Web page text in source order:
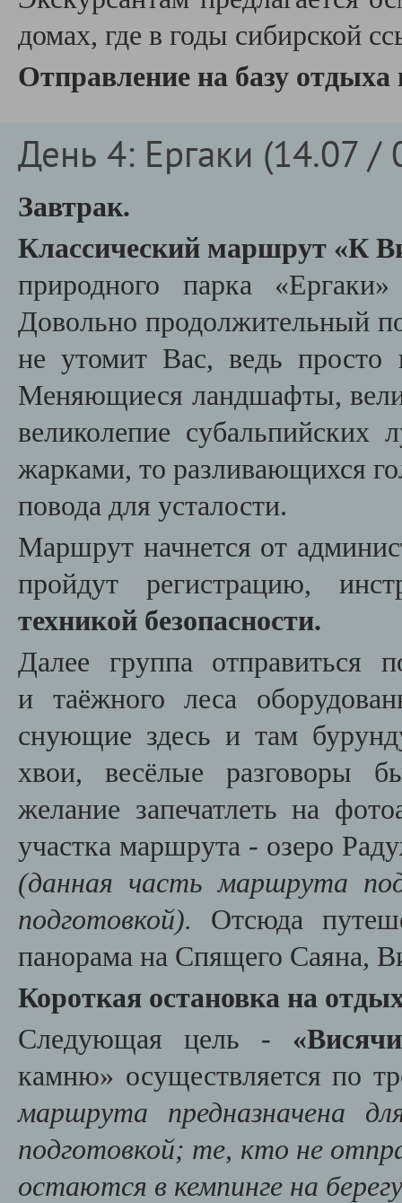
домах, где в годы сибирской
Отправление на базу
День 4: Ергаки (14.07 /
Завтрак.
Классический маршрут «К
природного парка
Довольно продолжительный
не утомит Вас, ведь просто
Меняющиеся ландшафты,
великолепие субальпийских
жарками, то разливающихся
повода для усталости.
Маршрут начнется от
пройдут регистрацию,
техникой безопасности.
Далее группа отправиться
и таёжного леса
снующие здесь и там
хвои, весёлые разговоры
желание запечатлеть на
участка маршрута - озеро
(данная часть маршрута
подготовкой). Отсюда
панорама на Спящего Саяна,
Короткая остановка на
Следующая цель -
камню» осуществляется по
маршрута предназначена
подготовкой; те, кто не
остаются в кемпинге на